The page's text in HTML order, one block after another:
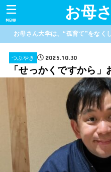
お母
MENU
お母さん大学は、“孤育て”をなく
つぶやき 2025.10.30
「せっかくですから